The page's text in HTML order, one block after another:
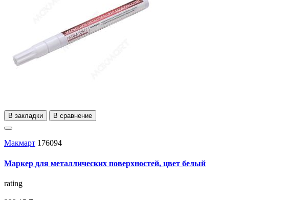
В закладки В сравнение
Макмарт 176094
Маркер для металлических поверхностей, цвет белый
rating